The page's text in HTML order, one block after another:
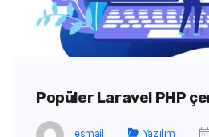
Popüler Laravel PHP
esmail Yazılım